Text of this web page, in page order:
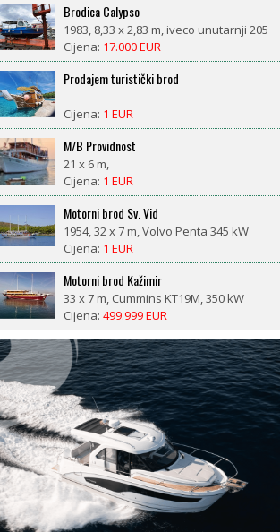
Brodica Calypso
1983, 8,33 x 2,83 m, iveco unutarnji 205
kW
Cijena: 17.000 EUR
Prodajem turistički brod
Cijena: 1 EUR
M/B Providnost
21 x 6 m,
Cijena: 1 EUR
Motorni brod Sv. Vid
1954, 32 x 7 m, Volvo Penta 345 kW
Cijena: 1 EUR
Motorni brod Kažimir
33 x 7 m, Cummins KT19M, 350 kW
Cijena: 499.999 EUR
LM 27 motorsailor
1981, 8,4 x 2,6 m, Nani 29 ks diesel
Cijena:18.500 EUR
CROWNLINE BAYSIDE 765 AC – prikolica
uključena, 377 radnih sati, spreman za sezonu
1993, 7,98 x 2,55 m, V8 Volvo Penta 570 DP
(190kW, 377 radnih sati)
Cijena:23.000 EUR
Morena
2008, Catepilar
Cijena:1 EUR